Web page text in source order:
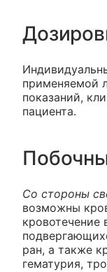
применяемой
показаний,
пациента.
Со стороны
возможны
кровотечение
ран, а также
гематурия,